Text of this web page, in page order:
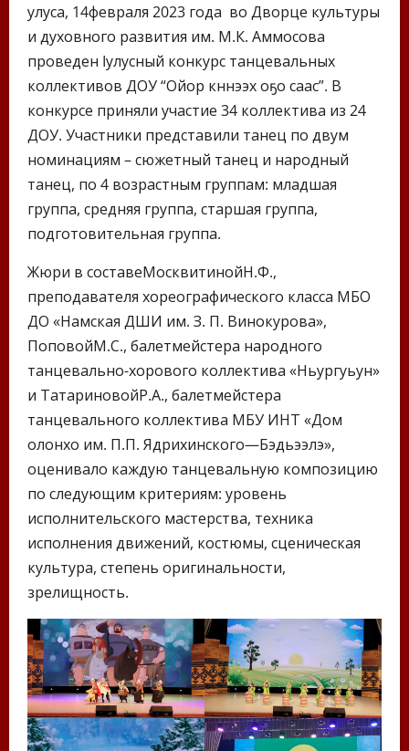
улуса, 14февраля 2023 года во Дворце культуры
и духовного развития им. М.К. Аммосова
проведен Iулусный конкурс танцевальных
коллективов ДОУ “Ойор күннээх оҕо саас”. В
конкурсе приняли участие 34 коллектива из 24
ДОУ. Участники представили танец по двум
номинациям – сюжетный танец и народный
танец, по 4 возрастным группам: младшая
группа, средняя группа, старшая группа,
подготовительная группа.
Жюри в составеМосквитинойН.Ф.,
преподавателя хореографического класса МБО
ДО «Намская ДШИ им. З. П. Винокурова»,
ПоповойМ.С., балетмейстера народного
танцевально-хорового коллектива «Ньургуьун»
и ТатариновойР.А., балетмейстера
танцевального коллектива МБУ ИНТ «Дом
олонхо им. П.П. Ядрихинского—Бэдьээлэ»,
оценивало каждую танцевальную композицию
по следующим критериям: уровень
исполнительского мастерства, техника
исполнения движений, костюмы, сценическая
культура, степень оригинальности,
зрелищность.